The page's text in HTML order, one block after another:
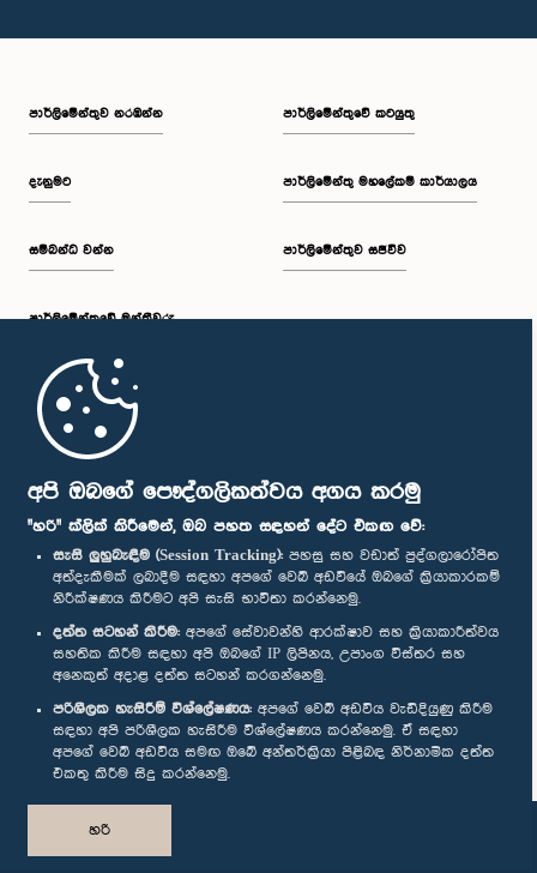
අපි ඔබගේ පෞද්ගලිකත්වය අගය කරමු
"හරි" ක්ලික් කිරීමෙන්, ඔබ පහත සඳහන් දේට එකඟ වේ:
සැසි ලුහුබැඳීම (Session Tracking): පහසු සහ වඩාත් පුද්ගලාරෝපිත
අත්දැකීමක් ලබාදීම සඳහා අපගේ වෙබ් අඩවියේ ඔබගේ ක්‍රියාකාරකම්
නිරීක්ෂණය කිරීමට අපි සැසි භාවිතා කරන්නෙමු.
දත්ත සටහන් කිරීම: අපගේ සේවාවන්හි ආරක්ෂාව සහ ක්‍රියාකාරීත්වය
සහතික කිරීම සඳහා අපි ඔබගේ IP ලිපිනය, උපාංග විස්තර සහ
අනෙකුත් අදාළ දත්ත සටහන් කරගන්නෙමු.
පරිශීලක හැසිරීම් විශ්ලේෂණය: අපගේ වෙබ් අඩවිය වැඩිදියුණු කිරීම
සඳහා අපි පරිශීලක හැසිරීම විශ්ලේෂණය කරන්නෙමු. ඒ සඳහා
අපගේ වෙබ් අඩවිය සමඟ ඔබේ අන්තර්ක්‍රියා පිළිබඳ නිර්නාමික දත්ත
එකතු කිරීම සිදු කරන්නෙමු.
හරි
පාර්ලි‌මේන්තුව නරඹන්න
දැනුමට
සම්බන්ධ වන්න
පාර්ලි‌මේන්තුවේ මන්ත්‍රීවරු
මුල් පිටුව
පාර්ලිමේන්තුවේ කටයුතු
පාර්ලිමේන්තු මහලේකම් කාර්යාලය
පාර්ලිමේන්තුව සජීවීව
පාර්ලිමේන්තු ජංගම යෙදුම
අප හා සම්බන්ධ වී සිටින්න :
සම්මාන
පෞද්ගලිකත්ව ප්‍රතිපත්තිය